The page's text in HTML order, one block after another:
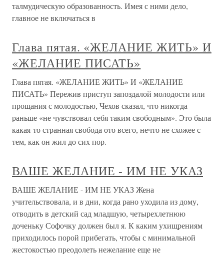
талмудическую образованность. Имея с ними дело,
главное не включаться в
Глава пятая. «ЖЕЛАНИЕ ЖИТЬ» И
«ЖЕЛАНИЕ ПИСАТЬ»
Глава пятая. «ЖЕЛАНИЕ ЖИТЬ» И «ЖЕЛАНИЕ
ПИСАТЬ» Пережив приступ запоздалой молодости или
прощания с молодостью, Чехов сказал, что никогда
раньше «не чувствовал себя таким свободным». Это была
какая-то странная свобода ото всего, нечто не схожее с
тем, как он жил до сих пор.
ВАШЕ ЖЕЛАНИЕ - ИМ НЕ УКАЗ
ВАШЕ ЖЕЛАНИЕ - ИМ НЕ УКАЗ Жена
учительствовала, и в дни, когда рано уходила из дому,
отводить в детский сад младшую, четырехлетнюю
доченьку Софочку должен был я. К каким ухищрениям
приходилось порой прибегать, чтобы с минимальной
жестокостью преодолеть нежелание еще не